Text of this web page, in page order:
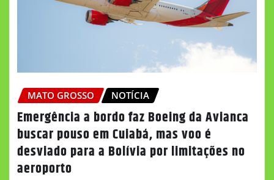
MATO GROSSO NOTÍCIA
Emergência a bordo faz Boeing da Avianca
buscar pouso em Cuiabá, mas voo é
desviado para a Bolívia por limitações no
aeroporto